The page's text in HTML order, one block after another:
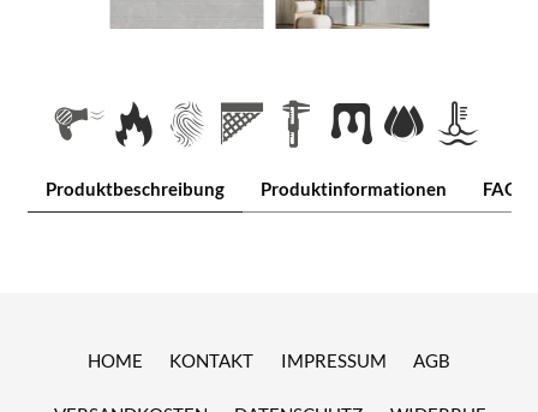
Produktbeschreibung Produktinformationen FAQ
HOME KONTAKT IMPRESSUM AGB